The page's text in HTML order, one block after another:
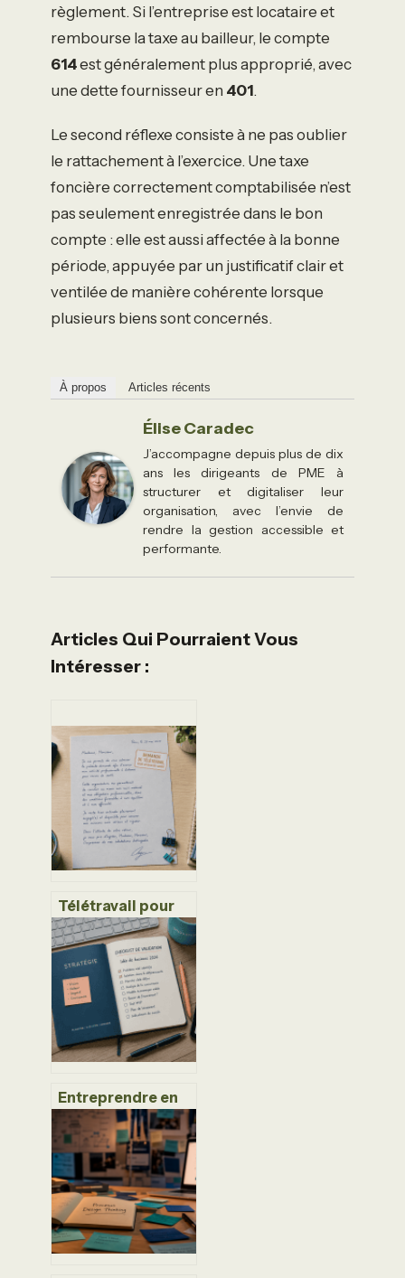
règlement. Si l’entreprise est locataire et
rembourse la taxe au bailleur, le compte
614est généralement plus approprié, avec
une dette fournisseur en 401.
Le second réflexe consiste à ne pas oublier
le rattachement à l’exercice. Une taxe
foncière correctement comptabilisée n’est
pas seulement enregistrée dans le bon
compte : elle est aussi affectée à la bonne
période, appuyée par un justificatif clair et
ventilée de manière cohérente lorsque
plusieurs biens sont concernés.
À propos Articles récents
Élise Caradec
J’accompagne depuis plus de dix
ans les dirigeants de PME à
structurer et digitaliser leur
organisation, avec l’envie de
rendre la gestion accessible et
performante.
Articles Qui Pourraient Vous
Intéresser :
Télétravail pour
raison de santé : 3
documents
indispensables
pour valider votre
demande
Entreprendre en
2024 : 12 modèles
rentables entre
IA, écologie et
services de
proximité